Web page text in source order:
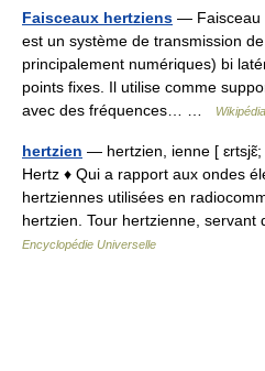
Faisceaux hertziens — Faisceau
est un système de transmission
principalement numériques) bi
points fixes. Il utilise comme
avec des fréquences… …
hertzien — hertzien, ienne [ ɛrtsjɛ̃;
Hertz ♦ Qui a rapport aux ondes
hertziennes utilisées en
hertzien. Tour hertzienne,
Encyclopédie Universelle